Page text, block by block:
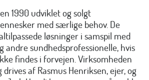
1990 udviklet og solgt
med særlige behov. De
løsninger i samspil med
andre sundhedsprofessionelle, hvis
findes i forvejen. Virksomheden
af Rasmus Henriksen, ejer, og